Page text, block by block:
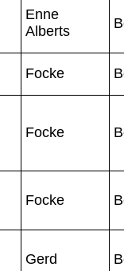
Enne
Alberts
Focke
Focke
Focke
Gerd